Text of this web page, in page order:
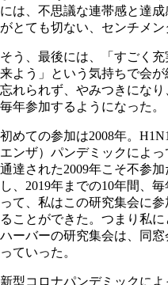
には、不思議な連帯感と達
がとても切ない、センチメン
そう、最後には、「すごく
来よう」という気持ちで会
忘れられず、やみつきになり
毎年参加するようになった。
初めての参加は2008年。
エンザ）パンデミックによ
通達された2009年こそ不参
し、2019年までの10年間、
って、私はこの研究集会に
ることができた。つまり私
ハーバーの研究集会は、同
っていった。
新型コロナパンデミックに